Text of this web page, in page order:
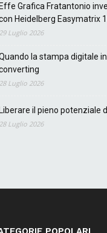
Grafica Fratantonio
Heidelberg Easymatrix
Luglio 2026
la stampa digitale
Luglio 2026
il pieno potenziale
Luglio 2026